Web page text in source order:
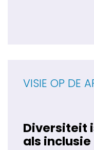
VISIE OP DE
Diversiteit
als inclusie